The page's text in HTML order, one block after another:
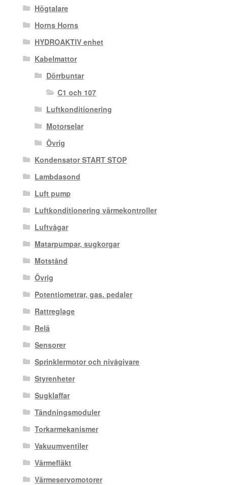
Högtalare
Horns Horns
HYDROAKTIV enhet
Kabelmattor
Dörrbuntar
C1 och 107
Luftkonditionering
Motorselar
Övrig
Kondensator START STOP
Lambdasond
Luft pump
Luftkonditionering värmekontroller
Luftvågar
Matarpumpar, sugkorgar
Motstånd
Övrig
Potentiometrar, gas. pedaler
Rattreglage
Relä
Sensorer
Sprinklermotor och nivågivare
Styrenheter
Sugklaffar
Tändningsmoduler
Torkarmekanismer
Vakuumventiler
Värmefläkt
Värmeservomotorer